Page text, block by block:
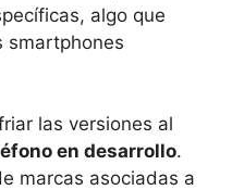
algo que
smartphones
las versiones al
en desarrollo.
marcas asociadas a